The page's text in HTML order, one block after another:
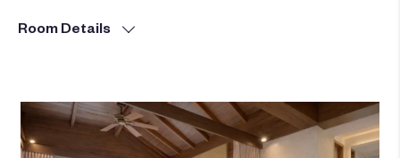
Room Details